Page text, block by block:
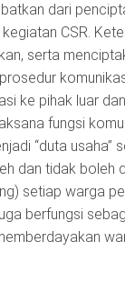
dari
CSR.
serta
ke pihak luar
fungsi
“duta usaha”
dan tidak boleh
setiap warga
berfungsi